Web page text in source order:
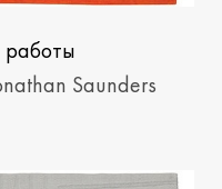
работы
Saunders